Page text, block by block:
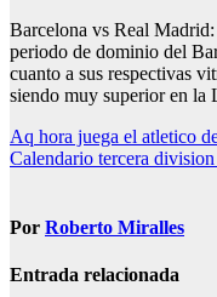
Barcelona vs Real
periodo de dominio del
cuanto a sus respectivas
siendo muy superior en la
Navegación
de
Aq hora juega el atletico
Calendario tercera
Por Roberto Miralles
Entrada relacionada